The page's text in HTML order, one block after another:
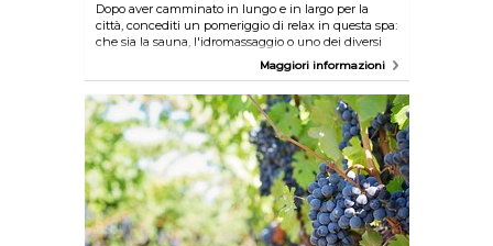
Dopo aver camminato in lungo e in largo per la
città, concediti un pomeriggio di relax in questa spa:
che sia la sauna, l'idromassaggio o uno dei diversi
tipi di massaggi offerti dalla struttura (terapeutico,
facciale, energizzante, anti-cellulite, ecc.) rilassati e
goditelo!
Maggiori informazioni